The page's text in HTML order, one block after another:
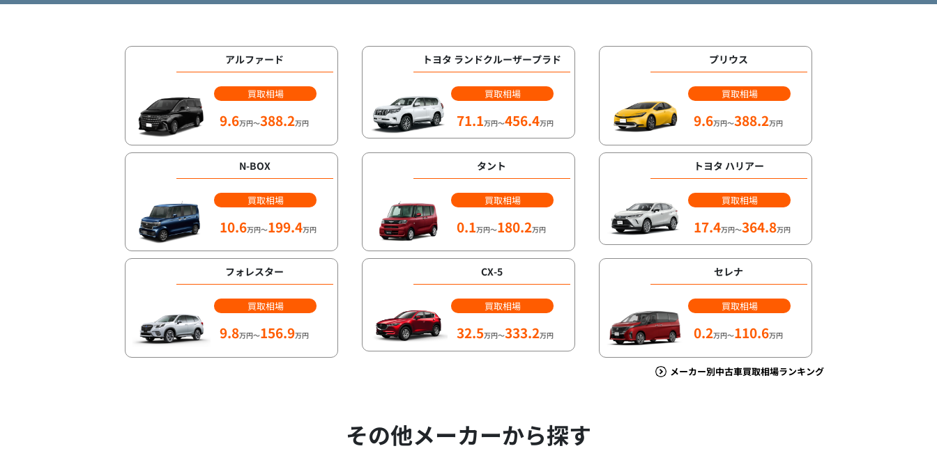
アルファード
買取相場
9.6万円～388.2万円
トヨタ ランドクルーザープラド
買取相場
71.1万円～456.4万円
プリウス
買取相場
9.6万円～388.2万円
N-BOX
買取相場
10.6万円～199.4万円
タント
買取相場
0.1万円～180.2万円
トヨタ ハリアー
買取相場
17.4万円～364.8万円
フォレスター
買取相場
9.8万円～156.9万円
CX-5
買取相場
32.5万円～333.2万円
セレナ
買取相場
0.2万円～110.6万円
メーカー別中古車買取相場ランキング
その他メーカーから探す